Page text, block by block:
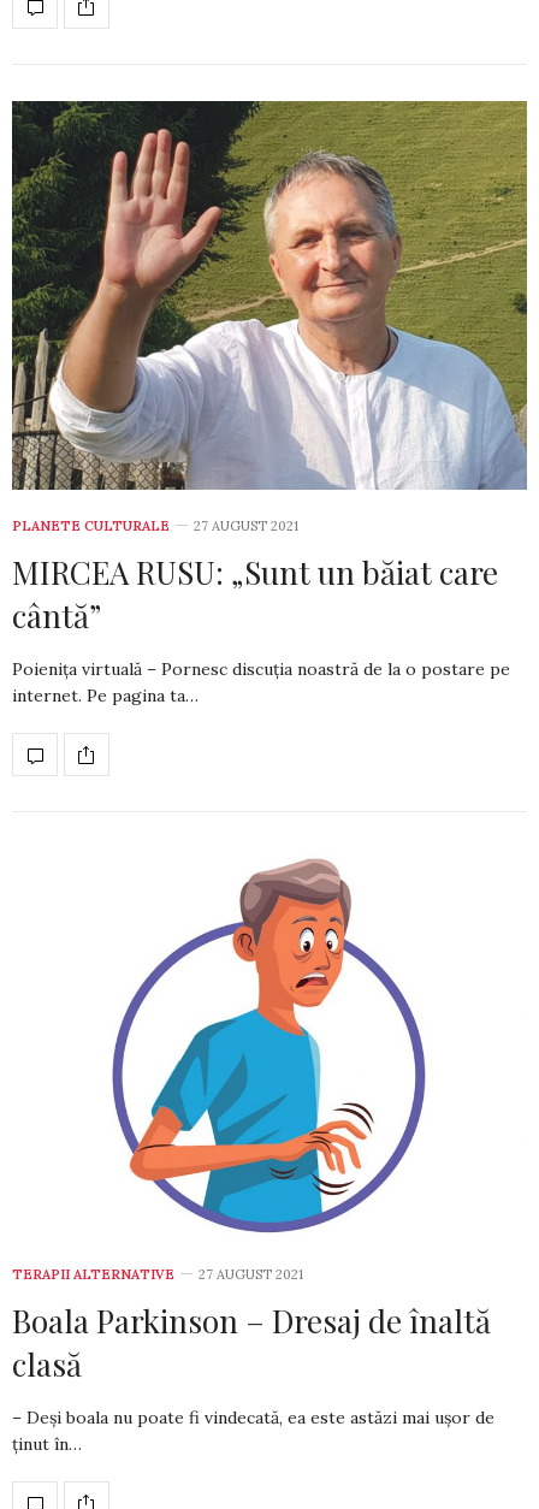
PLANETE CULTURALE 27 AUGUST 2021
MIRCEA RUSU: „Sunt un băiat care
cântă”
Poieniţa virtuală – Pornesc discuția noastră de la o postare pe
in­ter­net. Pe pagina ta…
TERAPII ALTERNATIVE 27 AUGUST 2021
Boala Parkinson – Dresaj de înaltă
clasă
– Deși boala nu poate fi vindecată, ea este astăzi mai ușor de
ținut în…